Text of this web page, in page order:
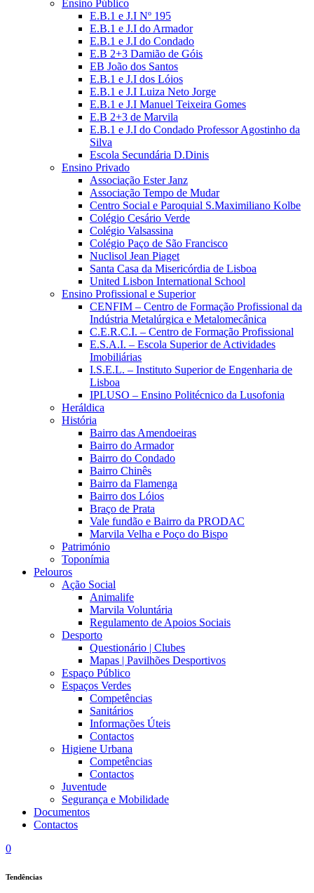
Ensino Público
E.B.1 e J.I Nº 195
E.B.1 e J.I do Armador
E.B.1 e J.I do Condado
E.B 2+3 Damião de Góis
EB João dos Santos
E.B.1 e J.I dos Lóios
E.B.1 e J.I Luiza Neto Jorge
E.B.1 e J.I Manuel Teixeira Gomes
E.B 2+3 de Marvila
E.B.1 e J.I do Condado Professor Agostinho da
Silva
Escola Secundária D.Dinis
Ensino Privado
Associação Ester Janz
Associação Tempo de Mudar
Centro Social e Paroquial S.Maximiliano Kolbe
Colégio Cesário Verde
Colégio Valsassina
Colégio Paço de São Francisco
Nuclisol Jean Piaget
Santa Casa da Misericórdia de Lisboa
United Lisbon International School
Ensino Profissional e Superior
CENFIM – Centro de Formação Profissional da
Indústria Metalúrgica e Metalomecânica
C.E.R.C.I. – Centro de Formação Profissional
E.S.A.I. – Escola Superior de Actividades
Imobiliárias
I.S.E.L. – Instituto Superior de Engenharia de
Lisboa
IPLUSO – Ensino Politécnico da Lusofonia
Heráldica
História
Bairro das Amendoeiras
Bairro do Armador
Bairro do Condado
Bairro Chinês
Bairro da Flamenga
Bairro dos Lóios
Braço de Prata
Vale fundão e Bairro da PRODAC
Marvila Velha e Poço do Bispo
Património
Toponímia
Pelouros
Ação Social
Animalife
Marvila Voluntária
Regulamento de Apoios Sociais
Desporto
Questionário | Clubes
Mapas | Pavilhões Desportivos
Espaço Público
Espaços Verdes
Competências
Sanitários
Informações Úteis
Contactos
Higiene Urbana
Competências
Contactos
Juventude
Segurança e Mobilidade
Documentos
Contactos
0
Tendências